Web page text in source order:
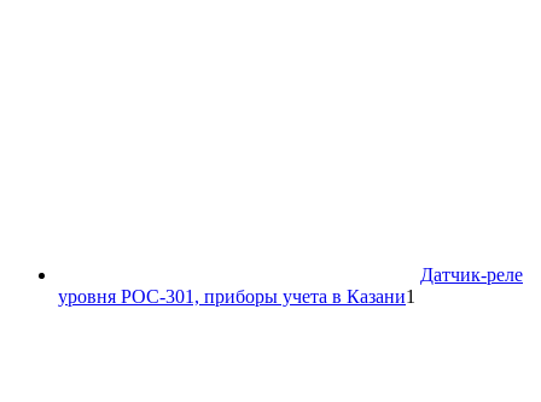
Датчик-реле
уровня РОС-301, приборы учета в Казани1